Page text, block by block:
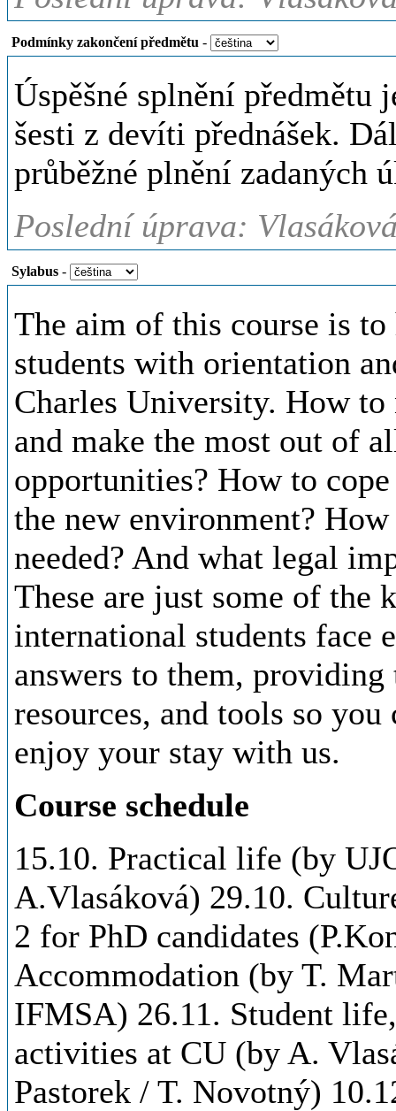
Podmínky zakončení předmětu -
Úspěšné splnění předmětu
šesti z devíti přednášek.
průběžné plnění zadaných
Poslední úprava:
Sylabus -
The aim of this course is
students with orientation
Charles University. How
and make the most out of
opportunities? How to
the new environment?
needed? And what legal
These are just some of the
international students face
answers to them,
resources, and tools so
enjoy your stay with us.
Course schedule
15.10. Practical life (by
A.Vlasáková) 29.10.
2 for PhD candidates (
Accommodation (by T.
IFMSA) 26.11. Student
activities at CU (by A.
Pastorek / T. Novotný) 10